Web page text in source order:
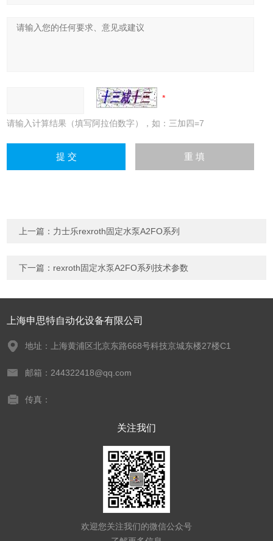
请输入计算结果（填写阿拉伯数字），如：三加四=7
上一篇： 力士乐rexroth固定水泵A2FO系列
下一篇： rexroth固定水泵A2FO系列技术参数
上海申思特自动化设备有限公司
地址：上海黄浦区北京东路668号科技京城东楼27楼C1
邮箱：244322418@qq.com
传真：
关注我们
欢迎您关注我们的微信公众号